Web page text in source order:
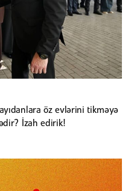
öz evlərini tikməyə
İzah edirik!